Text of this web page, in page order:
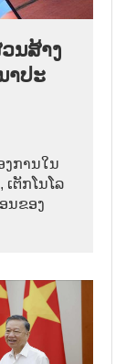
ນ​ສ້າງ​
າ​ປະ​
ງ​ການ​ໃນ​
ຕັກ​ໂນ​ໂລ​
ນ​ຂອງ